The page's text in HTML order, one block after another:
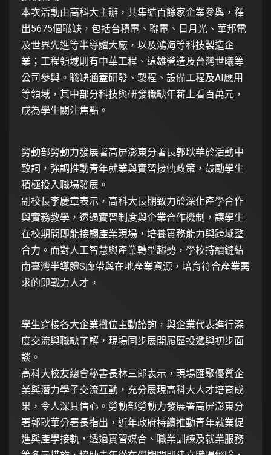
本次活動由高科大主辦，共集結百餘家企業參與，釋
出5675個職缺，包括台積電、聯電、日月光、華邦電
及世界先進等半導體大廠，以及鴻海等科技製造企
業；工程領域則有中華工程、遠雄營造及台灣世曦等
公司參與。職缺涵蓋研發、製程、設備工程及AI應用
等領域，其中部分科技與研發職缺年薪上看百萬元，
成為學生關注焦點。
勞動部勞動力發展署高屏澎東分署長郭耿華於活動中
致詞，強調推動青年就業與實習接軌政策，鼓勵學生
積極投入職場發展。
副校長李慶章表示，高科大長期致力於深化產學合作
與實務教學，透過實習制度與企業合作機制，讓學生
在校期間即能接觸產業現場，培養實務能力與跨域整
合力。面對人工智慧與產業轉型趨勢，學校持續鏈結
南臺灣半導體S廊帶與在地產業資源，培育符合產業需
求的即戰力人才。
學生穿梭各大企業攤位主動諮詢，與企業代表進行深
度交流與職缺了解，現場同步展開履歷投遞與初步面
談。
高科大校友總會秘書長林三郎表示，現場匯聚優質企
業與潛力學子交流互動，充分展現高科大人才培育成
果，令人深具信心。勞動部勞動力發展署高屏澎東分
署郭耿華分署長指出，近年政府持續推動青年就業促
進與產學接軌，透過實習媒合、職業訓練及就業服務